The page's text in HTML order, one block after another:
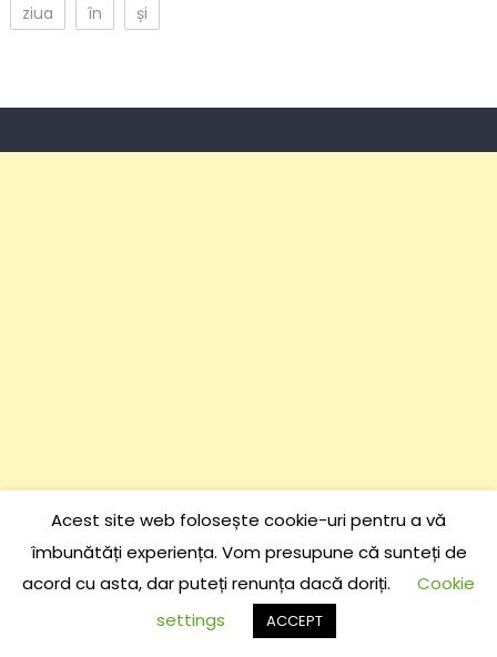
ziua
în și
Acest site web folosește cookie-uri pentru a vă
îmbunătăți experiența. Vom presupune că sunteți de
acord cu asta, dar puteți renunța dacă doriți.
Cookie
settings
ACCEPT